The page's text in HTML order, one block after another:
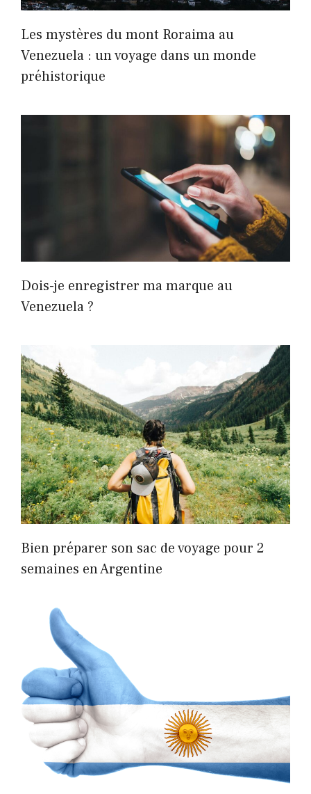
Les mystères du mont Roraima au
Venezuela : un voyage dans un monde
préhistorique
Dois-je enregistrer ma marque au
Venezuela ?
Bien préparer son sac de voyage pour 2
semaines en Argentine